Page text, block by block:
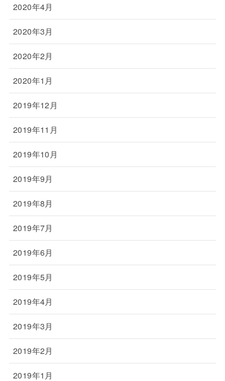
2020年4月
2020年3月
2020年2月
2020年1月
2019年12月
2019年11月
2019年10月
2019年9月
2019年8月
2019年7月
2019年6月
2019年5月
2019年4月
2019年3月
2019年2月
2019年1月